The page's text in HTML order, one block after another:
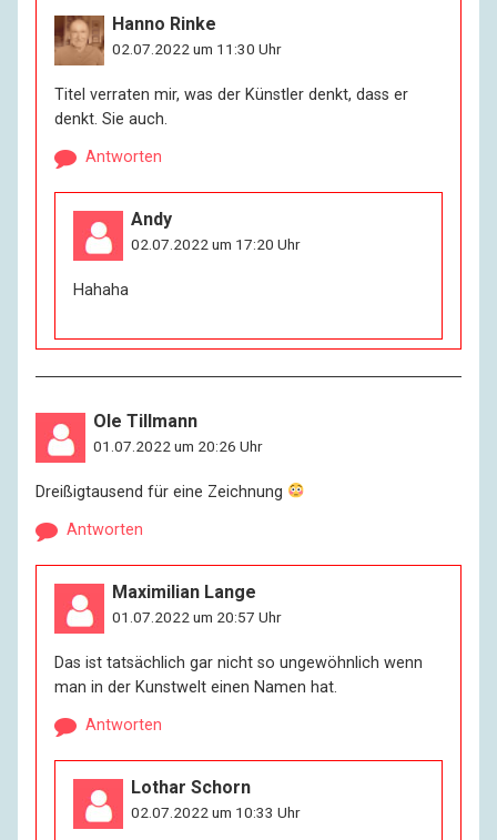
Hanno Rinke
02.07.2022 um 11:30 Uhr
Titel verraten mir, was der Künstler denkt, dass er
denkt. Sie auch.
Antworten
Andy
02.07.2022 um 17:20 Uhr
Hahaha
Ole Tillmann
01.07.2022 um 20:26 Uhr
Dreißigtausend für eine Zeichnung
Antworten
Maximilian Lange
01.07.2022 um 20:57 Uhr
Das ist tatsächlich gar nicht so ungewöhnlich wenn
man in der Kunstwelt einen Namen hat.
Antworten
Lothar Schorn
02.07.2022 um 10:33 Uhr